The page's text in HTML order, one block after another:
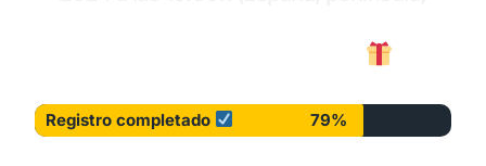
Registro completado 79%